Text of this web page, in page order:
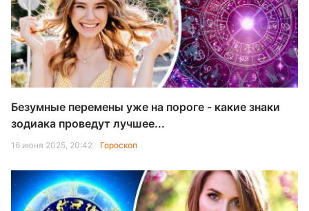
Безумные перемены уже на пороге - какие знаки
зодиака проведут лучшее...
16 июня 2025, 20:42 Гороскоп